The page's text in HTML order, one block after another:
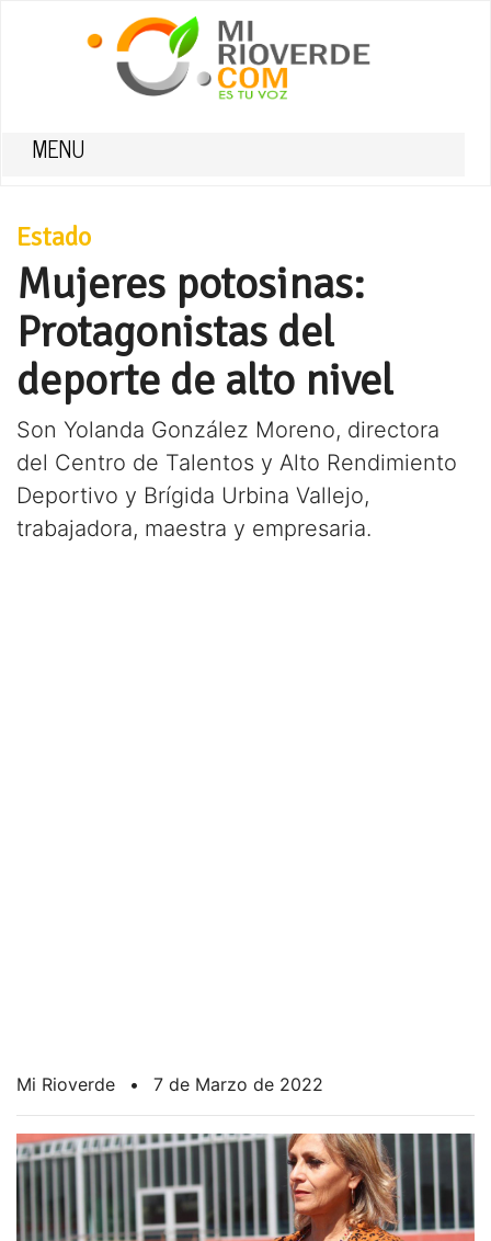
MENU
Estado
Mujeres potosinas:
Protagonistas del
deporte de alto nivel
Son Yolanda González Moreno, directora
del Centro de Talentos y Alto Rendimiento
Deportivo y Brígida Urbina Vallejo,
trabajadora, maestra y empresaria.
Mi Rioverde • 7 de Marzo de 2022